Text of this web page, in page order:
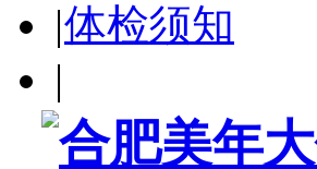
|体检须知
|